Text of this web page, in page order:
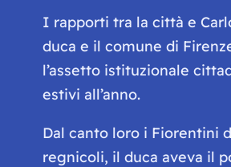
I rapporti tra la città e
duca e il comune di
l’assetto istituzionale
estivi all’anno.
Dal canto loro i Fiorentini
regnicoli, il duca aveva il